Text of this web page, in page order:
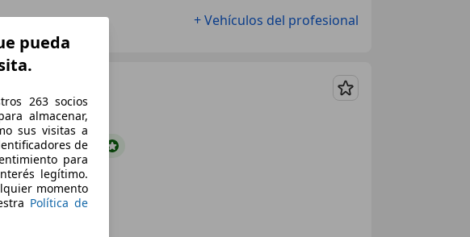
+ Vehículos del profesional
Guardar
Súperoferta
pueda
263 socios
almacenar,
sus visitas a
de
para
legítimo.
momento
Política de